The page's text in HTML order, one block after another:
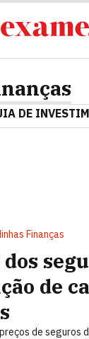
DE
Finanças
de
de seguros